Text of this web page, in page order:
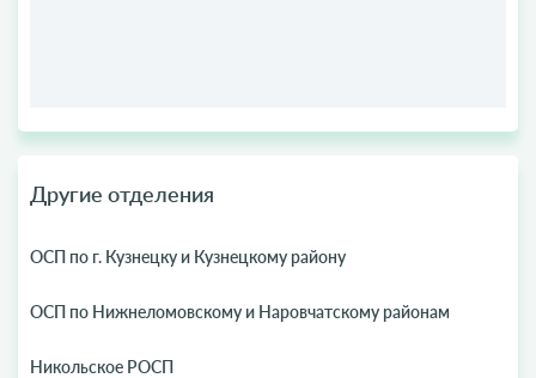
Другие отделения
ОСП по г. Кузнецку и Кузнецкому району
ОСП по Нижнеломовскому и Наровчатскому районам
Никольское РОСП